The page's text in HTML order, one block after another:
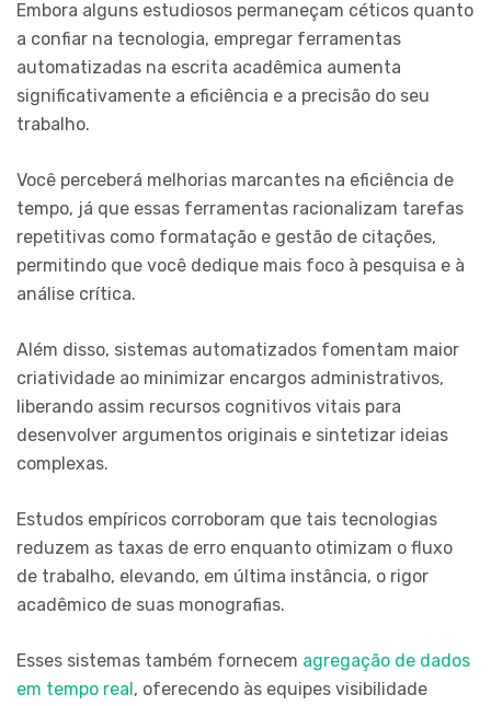
Embora alguns estudiosos permaneçam céticos quanto
a confiar na tecnologia, empregar ferramentas
automatizadas na escrita acadêmica aumenta
significativamente a eficiência e a precisão do seu
trabalho.
Você perceberá melhorias marcantes na eficiência de
tempo, já que essas ferramentas racionalizam tarefas
repetitivas como formatação e gestão de citações,
permitindo que você dedique mais foco à pesquisa e à
análise crítica.
Além disso, sistemas automatizados fomentam maior
criatividade ao minimizar encargos administrativos,
liberando assim recursos cognitivos vitais para
desenvolver argumentos originais e sintetizar ideias
complexas.
Estudos empíricos corroboram que tais tecnologias
reduzem as taxas de erro enquanto otimizam o fluxo
de trabalho, elevando, em última instância, o rigor
acadêmico de suas monografias.
Esses sistemas também fornecem agregação de dados
em tempo real , oferecendo às equipes visibilidade